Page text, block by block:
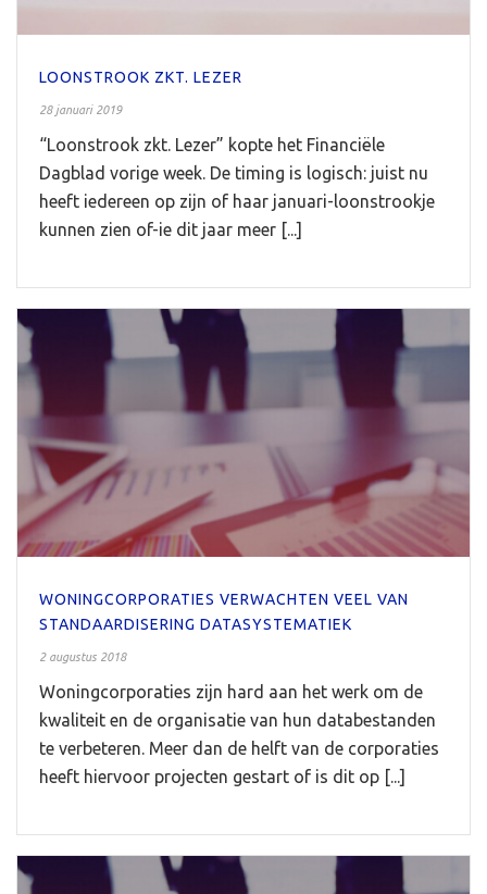
LOONSTROOK ZKT. LEZER
28 januari 2019
“Loonstrook zkt. Lezer” kopte het Financiële
Dagblad vorige week. De timing is logisch: juist nu
heeft iedereen op zijn of haar januari-loonstrookje
kunnen zien of-ie dit jaar meer [...]
WONINGCORPORATIES VERWACHTEN VEEL VAN
STANDAARDISERING DATASYSTEMATIEK
2 augustus 2018
Woningcorporaties zijn hard aan het werk om de
kwaliteit en de organisatie van hun databestanden
te verbeteren. Meer dan de helft van de corporaties
heeft hiervoor projecten gestart of is dit op [...]